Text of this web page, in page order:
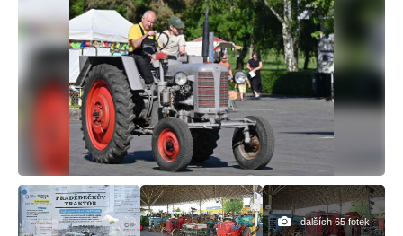
dalších 65 fotek